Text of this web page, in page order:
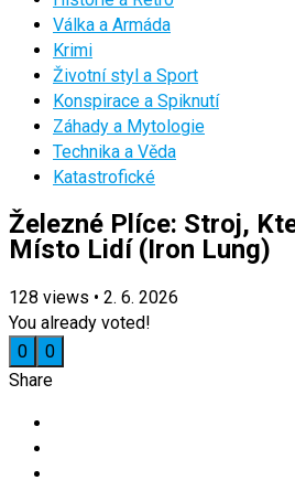
Válka a Armáda
Krimi
Životní styl a Sport
Konspirace a Spiknutí
Záhady a Mytologie
Technika a Věda
Katastrofické
Železné Plíce: Stroj,
Místo Lidí (Iron Lung)
128 views • 2. 6. 2026
You already voted!
0
0
Share